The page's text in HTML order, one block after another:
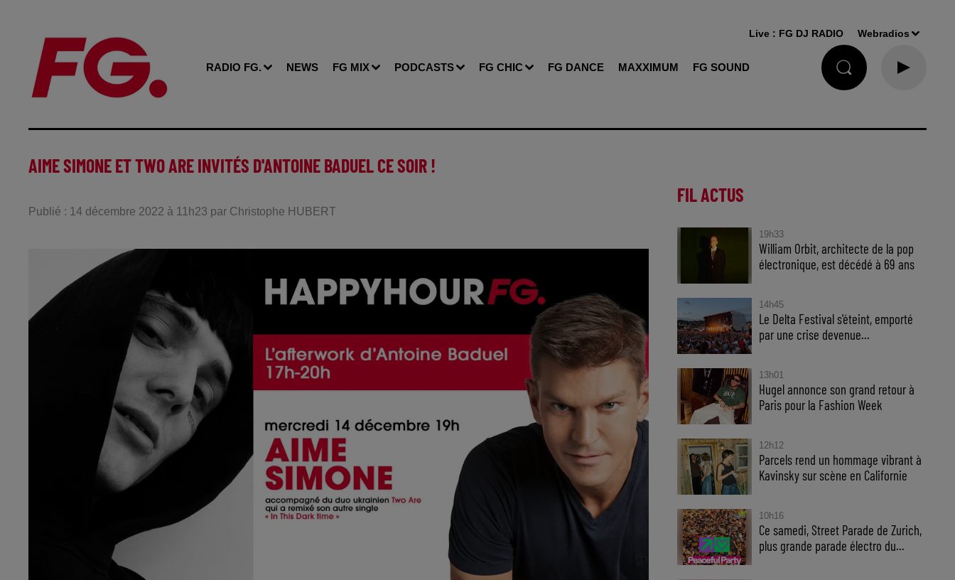
RADIO FG. NEWS FG MIX PODCASTS FG CHIC FG DANCE MAXXIMUM FG SOUND
Live : FG DJ RADIO Webradios
AIME SIMONE ET TWO ARE INVITÉS D'ANTOINE BADUEL CE SOIR !
Publié : 14 décembre 2022 à 11h23 par Christophe HUBERT
FIL ACTUS
19h33
William Orbit, architecte de la pop
électronique, est décédé à 69 ans
14h45
Le Delta Festival s'éteint, emporté
par une crise devenue...
13h01
Hugel annonce son grand retour à
Paris pour la Fashion Week
12h12
Parcels rend un hommage vibrant à
Kavinsky sur scène en Californie
10h16
Ce samedi, Street Parade de Zurich,
plus grande parade électro du...